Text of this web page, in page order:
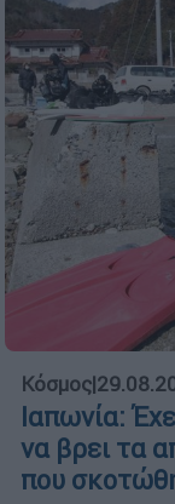
Κόσμος|
Ιαπωνία:
να βρει τα
που